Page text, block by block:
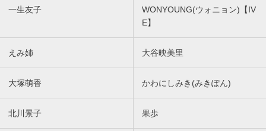
一生友子
WONYOUNG(ウォニョン)【IV
E】
えみ姉 大谷映美里
大塚萌香 かわにしみき(みきぽん)
北川景子 果歩